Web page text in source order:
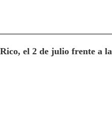
el 2 de julio frente a la